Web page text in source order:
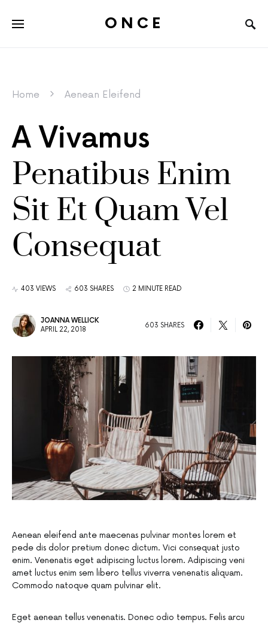
ONCE
Home Aenean Eleifend
A Vivamus
Penatibus Enim
Sit Et Quam Vel
Consequat
403 VIEWS 603 SHARES 2 MINUTE READ
JOANNA WELLICK
APRIL 22, 2018
603 SHARES
Aenean eleifend ante maecenas pulvinar montes lorem et
pede dis dolor pretium donec dictum. Vici consequat justo
enim. Venenatis eget adipiscing luctus lorem. Adipiscing veni
amet luctus enim sem libero tellus viverra venenatis aliquam.
Commodo natoque quam pulvinar elit.
Eget aenean tellus venenatis. Donec odio tempus. Felis arcu